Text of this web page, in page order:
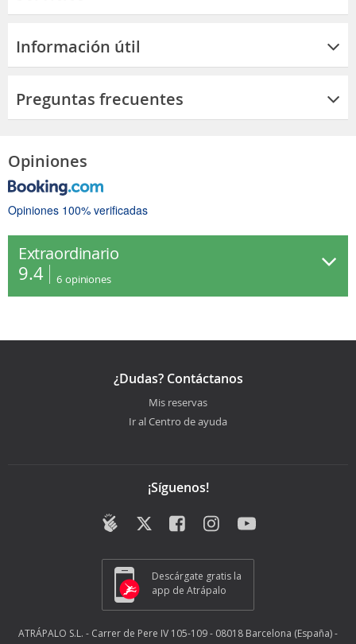
Información útil
Preguntas frecuentes
Opiniones
Opiniones 100% verificadas
Extraordinario
9.4 6 opiniones
¿Dudas? Contáctanos
Mis reservas
Ir al Centro de ayuda
¡Síguenos!
Descárgate gratis la
app de Atrápalo
ATRÁPALO S.L. - Carrer de Pere IV 105-109 - 08018 Barcelona (España) -